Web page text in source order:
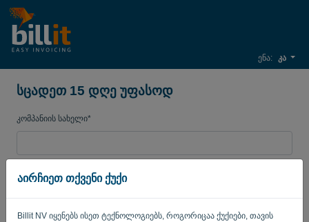
აირჩიეთ თქვენი ქუქი
Billit NV იყენებს ისეთ ტექნოლოგიებს, როგორიცაა ქუქიები, თავის
ენა: კა
სცადეთ 15 დღე უფასოდ
კომპანიის სახელი*
პაროლი